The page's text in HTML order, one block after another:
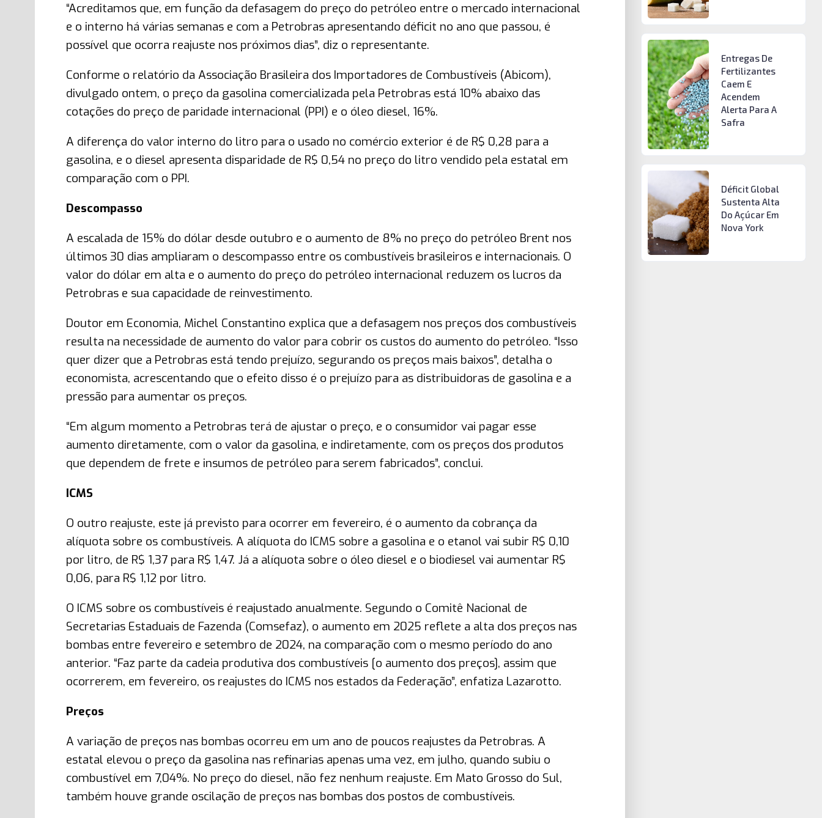
“Acreditamos que, em função da defasagem do preço do petróleo entre o mercado internacional
e o interno há várias semanas e com a Petrobras apresentando déficit no ano que passou, é
possível que ocorra reajuste nos próximos dias”, diz o representante.
Conforme o relatório da Associação Brasileira dos Importadores de Combustíveis (Abicom),
divulgado ontem, o preço da gasolina comercializada pela Petrobras está 10% abaixo das
cotações do preço de paridade internacional (PPI) e o óleo diesel, 16%.
A diferença do valor interno do litro para o usado no comércio exterior é de R$ 0,28 para a
gasolina, e o diesel apresenta disparidade de R$ 0,54 no preço do litro vendido pela estatal em
comparação com o PPI.
Descompasso
A escalada de 15% do dólar desde outubro e o aumento de 8% no preço do petróleo Brent nos
últimos 30 dias ampliaram o descompasso entre os combustíveis brasileiros e internacionais. O
valor do dólar em alta e o aumento do preço do petróleo internacional reduzem os lucros da
Petrobras e sua capacidade de reinvestimento.
Doutor em Economia, Michel Constantino explica que a defasagem nos preços dos combustíveis
resulta na necessidade de aumento do valor para cobrir os custos do aumento do petróleo. “Isso
quer dizer que a Petrobras está tendo prejuízo, segurando os preços mais baixos”, detalha o
economista, acrescentando que o efeito disso é o prejuízo para as distribuidoras de gasolina e a
pressão para aumentar os preços.
“Em algum momento a Petrobras terá de ajustar o preço, e o consumidor vai pagar esse
aumento diretamente, com o valor da gasolina, e indiretamente, com os preços dos produtos
que dependem de frete e insumos de petróleo para serem fabricados”, conclui.
ICMS
O outro reajuste, este já previsto para ocorrer em fevereiro, é o aumento da cobrança da
alíquota sobre os combustíveis. A alíquota do ICMS sobre a gasolina e o etanol vai subir R$ 0,10
por litro, de R$ 1,37 para R$ 1,47. Já a alíquota sobre o óleo diesel e o biodiesel vai aumentar R$
0,06, para R$ 1,12 por litro.
O ICMS sobre os combustíveis é reajustado anualmente. Segundo o Comitê Nacional de
Secretarias Estaduais de Fazenda (Comsefaz), o aumento em 2025 reflete a alta dos preços nas
bombas entre fevereiro e setembro de 2024, na comparação com o mesmo período do ano
anterior. “Faz parte da cadeia produtiva dos combustíveis [o aumento dos preços], assim que
ocorrerem, em fevereiro, os reajustes do ICMS nos estados da Federação”, enfatiza Lazarotto.
Preços
A variação de preços nas bombas ocorreu em um ano de poucos reajustes da Petrobras. A
estatal elevou o preço da gasolina nas refinarias apenas uma vez, em julho, quando subiu o
combustível em 7,04%. No preço do diesel, não fez nenhum reajuste. Em Mato Grosso do Sul,
também houve grande oscilação de preços nas bombas dos postos de combustíveis.
Entregas De
Fertilizantes
Caem E
Acendem
Alerta Para A
Safra
Déficit Global
Sustenta Alta
Do Açúcar Em
Nova York